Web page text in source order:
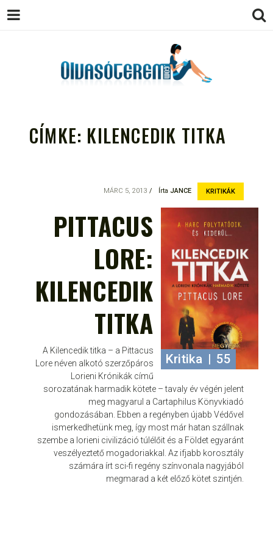
EGÉSZSÉGES OLVASÁS
TÁMOGATÓJA
CÍMKE: KILENCEDIK TITKA
KRITIKÁK
Írta JANCE
MÁRC 5, 2013
Kritika | 55
PITTACUS
LORE:
KILENCEDIK
TITKA
A Kilencedik titka – a Pittacus
Lore néven alkotó szerzőpáros
Lorieni Krónikák című
sorozatának harmadik kötete – tavaly év végén jelent
meg magyarul a Cartaphilus Könyvkiadó
gondozásában. Ebben a regényben újabb Védővel
ismerkedhetünk meg, így most már hatan szállnak
szembe a lorieni civilizáció túlélőit és a Földet egyaránt
veszélyeztető mogadoriakkal. Az ifjabb korosztály
számára írt sci-fi regény színvonala nagyjából
megmarad a két előző kötet szintjén.